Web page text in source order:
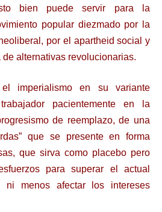
bien puede servir para la
popular diezmado por la
por el apartheid social y
alternativas revolucionarias.
imperialismo en su variante
pacientemente en la
de reemplazo, de una
que se presente en forma
que sirva como placebo pero
para superar el actual
ni menos afectar los intereses